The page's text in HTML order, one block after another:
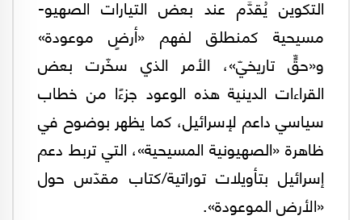
التكوين يُقدَّم عند بعض التيارات الصهيو-
مسيحية كمنطلق لفهم «أرضٍ موعودة»
و«حقٍّ تاريخيّ»، الأمر الذي سخّرت بعض
القراءات الدينية هذه الوعود جزءًا من خطاب
سياسي داعم لإسرائيل، كما يظهر بوضوح في
ظاهرة «الصهيونية المسيحية»، التي تربط دعم
إسرائيل بتأويلات توراتية/كتاب مقدّس حول
«الأرض الموعودة».